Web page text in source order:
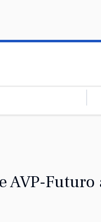
AVP-Futuro